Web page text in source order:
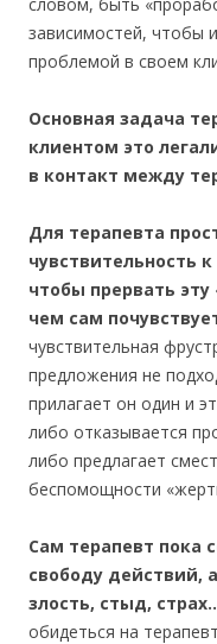
словом, быть
зависимостей, чтобы
проблемой в своем
Основная задача
клиентом это
в контакт между
Для терапевта
чувствительность
чтобы прервать
чем сам
чувствительная
предложения не
прилагает он один и
либо отказывается
либо предлагает
беспомощности
Сам терапевт пока
свободу действий,
злость, стыд,
обидеться на